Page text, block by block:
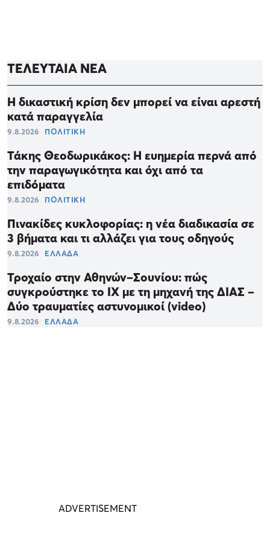
ΤΕΛΕΥΤΑΙΑ ΝΕΑ
Η δικαστική κρίση δεν μπορεί να είναι αρεστή
κατά παραγγελία
9.8.2026 ΠΟΛΙΤΙΚΗ
Τάκης Θεοδωρικάκος: Η ευημερία περνά από
την παραγωγικότητα και όχι από τα
επιδόματα
9.8.2026 ΠΟΛΙΤΙΚΗ
Πινακίδες κυκλοφορίας: η νέα διαδικασία σε
3 βήματα και τι αλλάζει για τους οδηγούς
9.8.2026 ΕΛΛΑΔΑ
Τροχαίο στην Αθηνών–Σουνίου: πώς
συγκρούστηκε το ΙΧ με τη μηχανή της ΔΙΑΣ –
Δύο τραυματίες αστυνομικοί (video)
9.8.2026 ΕΛΛΑΔΑ